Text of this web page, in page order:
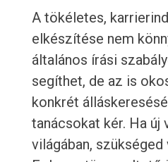
A tökéletes,
elkészítése nem
általános írási
segíthet, de az is
konkrét
tanácsokat kér. Ha új
világában, szükséged